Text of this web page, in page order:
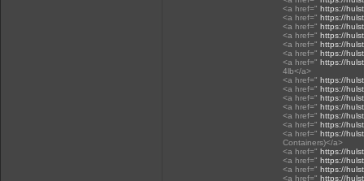
<a href=" https://
<a href=" https://
<a href=" https://
<a href=" https://
<a href=" https://
<a href=" https://
<a href=" https://
4lb</a>
<a href=" https://
<a href=" https://
<a href=" https://
<a href=" https://
<a href=" https://
<a href=" https://
<a href=" https://
Containers)</a>
<a href=" https://
<a href=" https://
<a href=" https://
<a href=" https://